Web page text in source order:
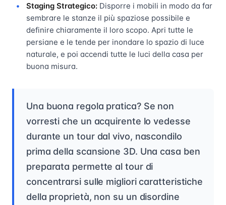
Staging Strategico: Disporre i mobili in modo da far
sembrare le stanze il più spaziose possibile e
definire chiaramente il loro scopo. Apri tutte le
persiane e le tende per inondare lo spazio di luce
naturale, e poi accendi tutte le luci della casa per
buona misura.
Una buona regola pratica? Se non
vorresti che un acquirente lo vedesse
durante un tour dal vivo, nascondilo
prima della scansione 3D. Una casa ben
preparata permette al tour di
concentrarsi sulle migliori caratteristiche
della proprietà, non su un disordine